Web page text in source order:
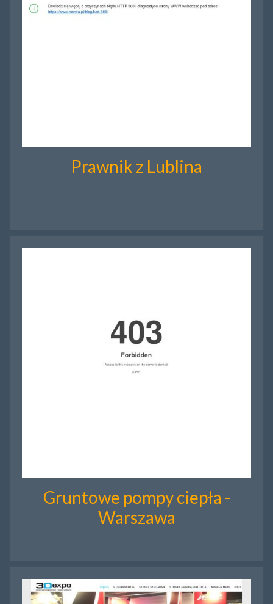
Prawnik z Lublina
Gruntowe pompy ciepła -
Warszawa